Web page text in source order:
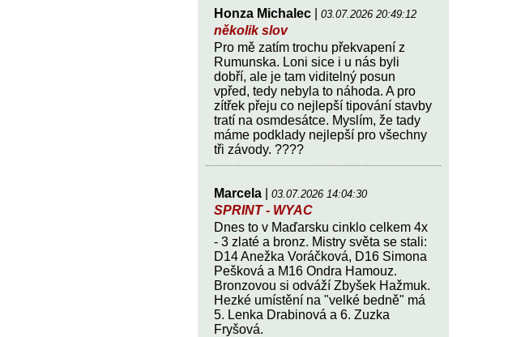
Honza Michalec 03.07.2026 20:49:12
několik slov
Pro mě zatím trochu překvapení z
Rumunska. Loni sice i u nás byli
dobří, ale je tam viditelný posun
vpřed, tedy nebyla to náhoda. A pro
zítřek přeju co nejlepší tipování stavby
tratí na osmdesátce. Myslím, že tady
máme podklady nejlepší pro všechny
tři závody. ????
Marcela 03.07.2026 14:04:30
SPRINT - WYAC
Dnes to v Maďarsku cinklo celkem 4x
- 3 zlaté a bronz. Mistry světa se stali:
D14 Anežka Voráčková, D16 Simona
Pešková a M16 Ondra Hamouz.
Bronzovou si odváží Zbyšek Hažmuk.
Hezké umístění na "velké bedně" má
5. Lenka Drabinová a 6. Zuzka
Fryšová.